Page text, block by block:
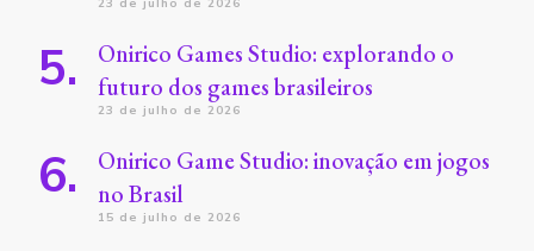
23 de julho de 2026
Onirico Games Studio: explorando o
futuro dos games brasileiros
23 de julho de 2026
Onirico Game Studio: inovação em jogos
no Brasil
15 de julho de 2026